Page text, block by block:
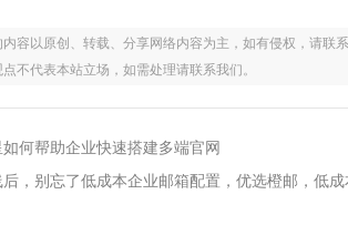
内容以原创、转载、分享网络内容为主，如有侵权，请
不代表本站立场，如需处理请联系我们。
何帮助企业快速搭建多端官网
，别忘了低成本企业邮箱配置，优选橙邮，低